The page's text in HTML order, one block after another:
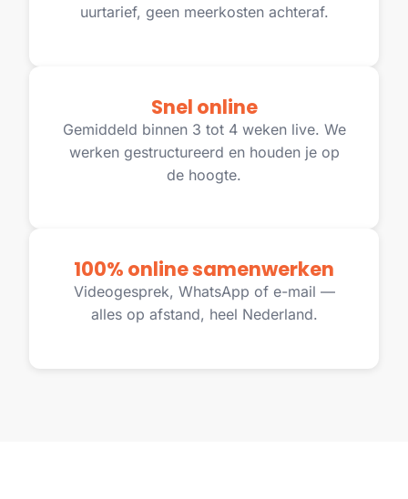
uurtarief, geen meerkosten achteraf.
Snel online
Gemiddeld binnen 3 tot 4 weken live. We
werken gestructureerd en houden je op
de hoogte.
100% online samenwerken
Videogesprek, WhatsApp of e-mail —
alles op afstand, heel Nederland.